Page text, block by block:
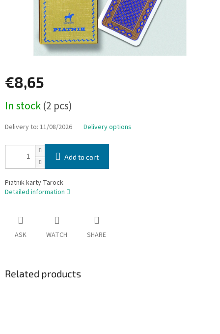
€8,65
price:
In stock(2 pcs)
Delivery to: 11/08/2026 Delivery options
Add to cart
Piatnik karty Tarock
Detailed information
ASK WATCH SHARE
Related products